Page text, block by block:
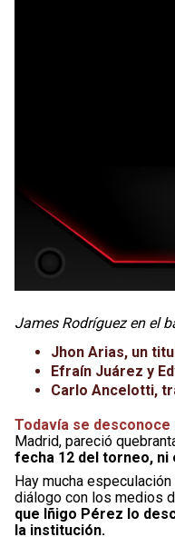
James Rodríguez en el
Jhon Arias, un
Efraín Juárez y
Carlo Ancelotti,
Todavía se
Madrid, pareció
fecha 12 del torneo, ni
Hay mucha
diálogo con los medios
que Iñigo Pérez lo
la institución.